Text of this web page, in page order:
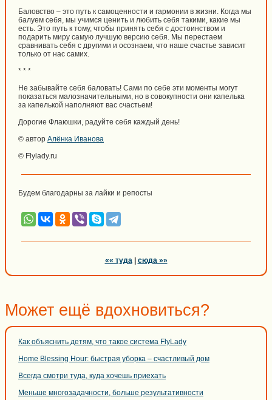
Баловство – это путь к самоценности и гармонии в жизни. Когда мы
балуем себя, мы учимся ценить и любить себя такими, какие мы
есть. Это путь к тому, чтобы принять себя с достоинством и
подарить миру самую лучшую версию себя. Мы перестаем
сравнивать себя с другими и осознаем, что наше счастье зависит
только от нас самих.
* * *
Не забывайте себя баловать! Сами по себе эти моменты могут
показаться малозначительными, но в совокупности они капелька
за капелькой наполняют вас счастьем!
Дорогие Флаюшки, радуйте себя каждый день!
© автор Алёнка Иванова
© Flylady.ru
Будем благодарны за лайки и репосты
«« туда| сюда »»
Может ещё вдохновиться?
Как объяснить детям, что такое система FlyLady
Home Blessing Hour: быстрая уборка – счастливый дом
Всегда смотри туда, куда хочешь приехать
Меньше многозадачности, больше результативности